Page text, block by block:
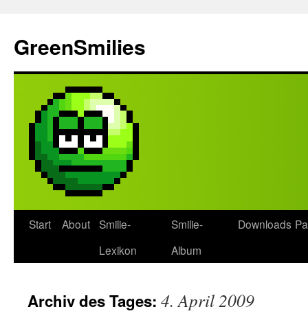
springen
GreenSmilies
Start About Smilie-
Lexikon
Smilie-
Album
Downloads
Archiv des Tages: 4. April 2009